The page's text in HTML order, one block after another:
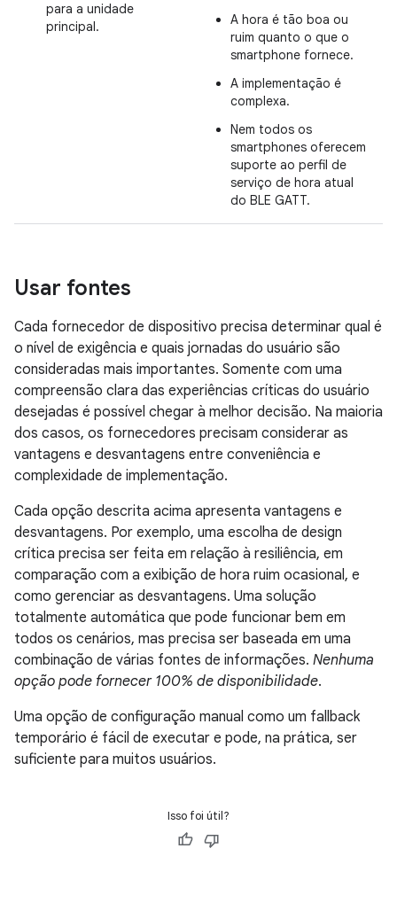
para a unidade
principal.
A hora é tão boa ou
ruim quanto o que o
smartphone fornece.
A implementação é
complexa.
Nem todos os
smartphones oferecem
suporte ao perfil de
serviço de hora atual
do BLE GATT.
Usar fontes
Cada fornecedor de dispositivo precisa determinar qual é
o nível de exigência e quais jornadas do usuário são
consideradas mais importantes. Somente com uma
compreensão clara das experiências críticas do usuário
desejadas é possível chegar à melhor decisão. Na maioria
dos casos, os fornecedores precisam considerar as
vantagens e desvantagens entre conveniência e
complexidade de implementação.
Cada opção descrita acima apresenta vantagens e
desvantagens. Por exemplo, uma escolha de design
crítica precisa ser feita em relação à resiliência, em
comparação com a exibição de hora ruim ocasional, e
como gerenciar as desvantagens. Uma solução
totalmente automática que pode funcionar bem em
todos os cenários, mas precisa ser baseada em uma
combinação de várias fontes de informações. Nenhuma
opção pode fornecer 100% de disponibilidade.
Uma opção de configuração manual como um fallback
temporário é fácil de executar e pode, na prática, ser
suficiente para muitos usuários.
Isso foi útil?